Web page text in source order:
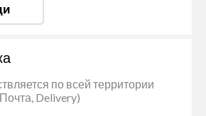
по всей территории
Delivery)